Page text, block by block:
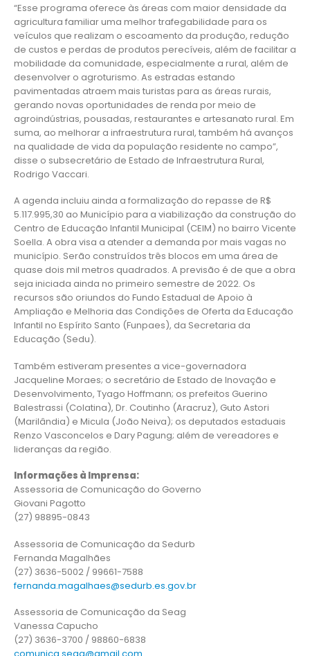
“Esse programa oferece às áreas com maior densidade da
agricultura familiar uma melhor trafegabilidade para os
veículos que realizam o escoamento da produção, redução
de custos e perdas de produtos perecíveis, além de facilitar a
mobilidade da comunidade, especialmente a rural, além de
desenvolver o agroturismo. As estradas estando
pavimentadas atraem mais turistas para as áreas rurais,
gerando novas oportunidades de renda por meio de
agroindústrias, pousadas, restaurantes e artesanato rural. Em
suma, ao melhorar a infraestrutura rural, também há avanços
na qualidade de vida da população residente no campo”,
disse o subsecretário de Estado de Infraestrutura Rural,
Rodrigo Vaccari.
A agenda incluiu ainda a formalização do repasse de R$
5.117.995,30 ao Município para a viabilização da construção do
Centro de Educação Infantil Municipal (CEIM) no bairro Vicente
Soella. A obra visa a atender a demanda por mais vagas no
município. Serão construídos três blocos em uma área de
quase dois mil metros quadrados. A previsão é de que a obra
seja iniciada ainda no primeiro semestre de 2022. Os
recursos são oriundos do Fundo Estadual de Apoio à
Ampliação e Melhoria das Condições de Oferta da Educação
Infantil no Espírito Santo (Funpaes), da Secretaria da
Educação (Sedu).
Também estiveram presentes a vice-governadora
Jacqueline Moraes; o secretário de Estado de Inovação e
Desenvolvimento, Tyago Hoffmann; os prefeitos Guerino
Balestrassi (Colatina), Dr. Coutinho (Aracruz), Guto Astori
(Marilândia) e Micula (João Neiva); os deputados estaduais
Renzo Vasconcelos e Dary Pagung; além de vereadores e
lideranças da região.
Informações à Imprensa:
Assessoria de Comunicação do Governo
Giovani Pagotto
(27) 98895-0843
Assessoria de Comunicação da Sedurb
Fernanda Magalhães
(27) 3636-5002 / 99661-7588
fernanda.magalhaes@sedurb.es.gov.br
Assessoria de Comunicação da Seag
Vanessa Capucho
(27) 3636-3700 / 98860-6838